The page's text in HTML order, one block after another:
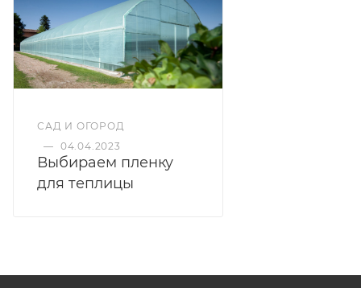
САД И ОГОРОД
— 04.04.2023
Выбираем пленку
для теплицы